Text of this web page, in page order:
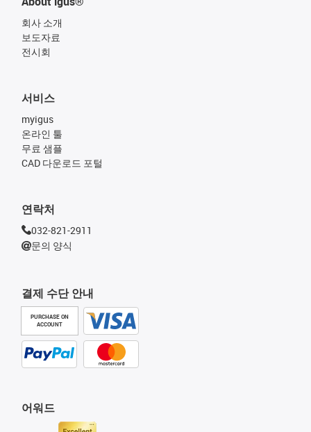
회사 소개
보도자료
전시회
결제 수단 안내
PURCHASE ON
ACCOUNT
서비스
myigus
온라인 툴
무료 샘플
CAD 다운로드 포털
어워드
연락처
032-821-2911
문의 양식